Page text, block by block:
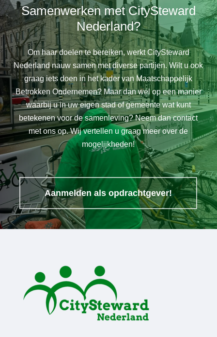
Samenwerken met CitySteward
Nederland?
Om haar doelen te bereiken, werkt CitySteward
Nederland nauw samen met diverse partijen. Wilt u ook
graag iets doen in het kader van Maatschappelijk
Betrokken Ondernemen? Maar dan wel op een manier
waarbij u in uw eigen stad of gemeente wat kunt
betekenen voor de samenleving? Neem dan contact
met ons op. Wij vertellen u graag meer over de
mogelijkheden!
Aanmelden als opdrachtgever!